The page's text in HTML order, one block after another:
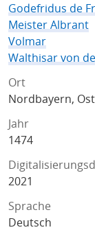
Godefridus de
Meister Albrant
Volmar
Walthisar von
Ort
Nordbayern,
Jahr
1474
2021
Sprache
Deutsch